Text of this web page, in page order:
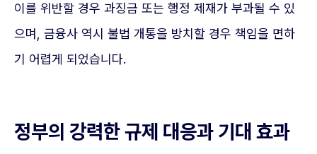
이를 위반할 경우 과징금 또는 행정 제재가 부과될 수 있
으며, 금융사 역시 불법 개통을 방치할 경우 책임을 면하
기 어렵게 되었습니다.
정부의 강력한 규제 대응과 기대 효과